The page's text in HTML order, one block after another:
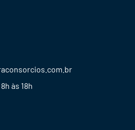
às 18h